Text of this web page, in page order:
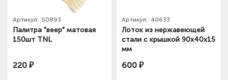
Артикул: 50893
Палитра "веер" матовая
150шт TNL
220 ₽
Артикул: 40633
Лоток из нержавеющей
стали с крышкой 90х40х15
мм
600 ₽